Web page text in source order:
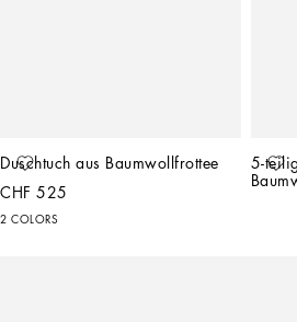
Duschtuch aus Baumwollfrottee
CHF 525
2 COLORS
5-